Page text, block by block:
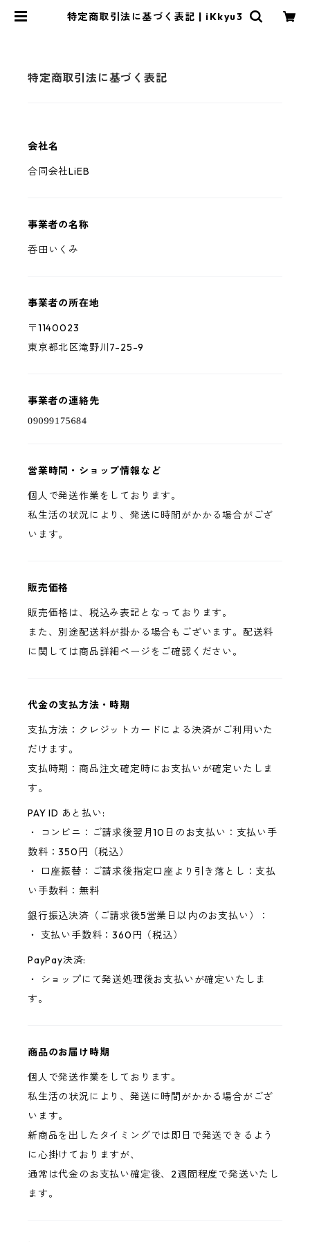
特定商取引法に基づく表記 | iKkyu3
特定商取引法に基づく表記
会社名
合同会社LiEB
事業者の名称
呑田いくみ
事業者の所在地
〒1140023
東京都北区滝野川7-25-9
事業者の連絡先
営業時間・ショップ情報など
個人で発送作業をしております。
私生活の状況により、発送に時間がかかる場合がござ
います。
販売価格
販売価格は、税込み表記となっております。
また、別途配送料が掛かる場合もございます。配送料
に関しては商品詳細ページをご確認ください。
代金の支払方法・時期
支払方法：クレジットカードによる決済がご利用いた
だけます。
支払時期：商品注文確定時にお支払いが確定いたしま
す。
PAY ID あと払い:
・ コンビニ：ご請求後翌月10日のお支払い：支払い手
数料：350円（税込）
・ 口座振替：ご請求後指定口座より引き落とし：支払
い手数料：無料
銀行振込決済（ご請求後5営業日以内のお支払い）：
・ 支払い手数料：360円（税込）
PayPay決済:
・ ショップにて発送処理後お支払いが確定いたしま
す。
商品のお届け時期
個人で発送作業をしております。
私生活の状況により、発送に時間がかかる場合がござ
います。
新商品を出したタイミングでは即日で発送できるよう
に心掛けておりますが、
通常は代金のお支払い確定後、2週間程度で発送いたし
ます。